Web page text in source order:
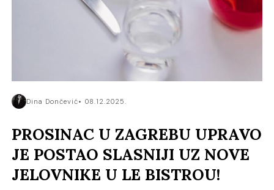
Dina Dončević 08.12.2025.
PROSINAC U ZAGREBU UPRAVO
JE POSTAO SLASNIJI UZ NOVE
JELOVNIKE U LE BISTROU!